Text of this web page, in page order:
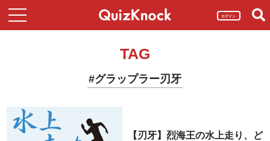
ログイン
TAG
#グラップラー刃牙
【刃牙】烈海王の水上走り、ど